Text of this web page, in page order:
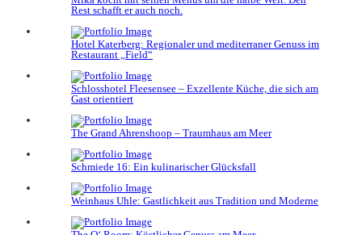
Rest schafft er auch noch.
Hotel Katerberg: Regionaler und mediterraner Genuss im
Restaurant „Field“
Schlosshotel Fleesensee – Exzellente Küche, die sich am
Gast orientiert
The Grand Ahrenshoop – Traumhaus am Meer
Schmiede 16: Ein kulinarischer Glücksfall
Weinhaus Uhle: Gastlichkeit aus Tradition und Moderne